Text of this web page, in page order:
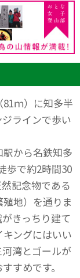
ｍ）に知多半
ラインで歩い
から名鉄知多
歩で約2時間30
記念物である
地）を通りま
きっちり建て
ングにはいい
湾とゴールが
すめです。